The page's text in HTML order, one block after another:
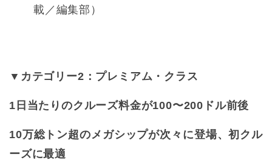
載／編集部）
▼カテゴリー2：プレミアム・クラス
1日当たりのクルーズ料金が100〜200ドル前後
10万総トン超のメガシップが次々に登場、初クル
ーズに最適